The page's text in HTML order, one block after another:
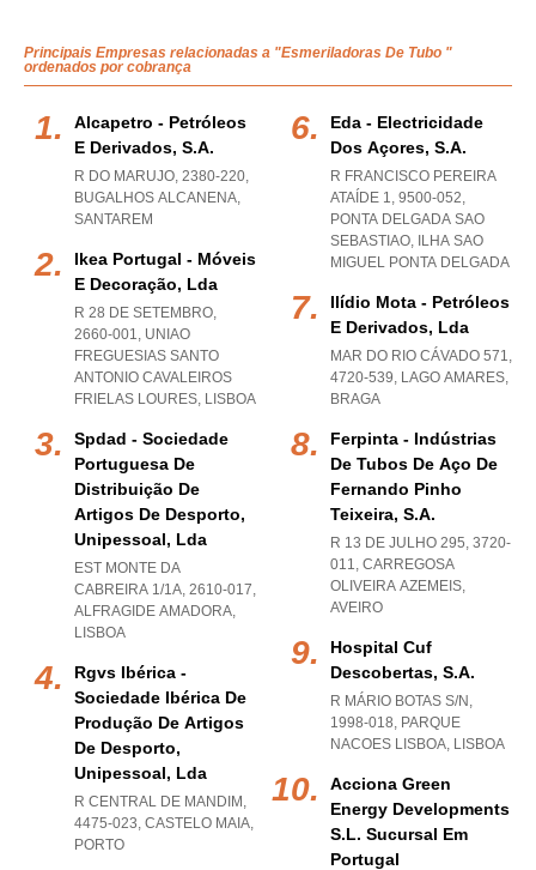
Principais Empresas relacionadas a "Esmeriladoras De Tubo "
ordenados por cobrança
Alcapetro - Petróleos
E Derivados, S.a.
R DO MARUJO, 2380-220,
BUGALHOS ALCANENA,
SANTAREM
Ikea Portugal - Móveis
E Decoração, Lda
R 28 DE SETEMBRO,
2660-001, UNIAO
FREGUESIAS SANTO
ANTONIO CAVALEIROS
FRIELAS LOURES, LISBOA
Spdad - Sociedade
Portuguesa De
Distribuição De
Artigos De Desporto,
Unipessoal, Lda
EST MONTE DA
CABREIRA 1/1A, 2610-017,
ALFRAGIDE AMADORA,
LISBOA
Rgvs Ibérica -
Sociedade Ibérica De
Produção De Artigos
De Desporto,
Unipessoal, Lda
R CENTRAL DE MANDIM,
4475-023, CASTELO MAIA,
PORTO
Eda - Electricidade
Dos Açores, S.a.
R FRANCISCO PEREIRA
ATAÍDE 1, 9500-052,
PONTA DELGADA SAO
SEBASTIAO, ILHA SAO
MIGUEL PONTA DELGADA
Ilídio Mota - Petróleos
E Derivados, Lda
MAR DO RIO CÁVADO 571,
4720-539, LAGO AMARES,
BRAGA
Ferpinta - Indústrias
De Tubos De Aço De
Fernando Pinho
Teixeira, S.a.
R 13 DE JULHO 295, 3720-
011, CARREGOSA
OLIVEIRA AZEMEIS,
AVEIRO
Hospital Cuf
Descobertas, S.a.
R MÁRIO BOTAS S/N,
1998-018, PARQUE
NACOES LISBOA, LISBOA
Acciona Green
Energy Developments
S.l. Sucursal Em
Portugal